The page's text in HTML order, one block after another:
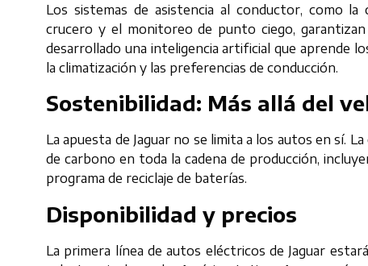
Los sistemas de asistencia al conductor, como
crucero y el monitoreo de punto ciego, garantizan
desarrollado una inteligencia artificial que aprende
la climatización y las preferencias de conducción.
Sostenibilidad: Más allá del
La apuesta de Jaguar no se limita a los autos en sí.
de carbono en toda la cadena de producción,
programa de reciclaje de baterías.
Disponibilidad y precios
La primera línea de autos eléctricos de Jaguar